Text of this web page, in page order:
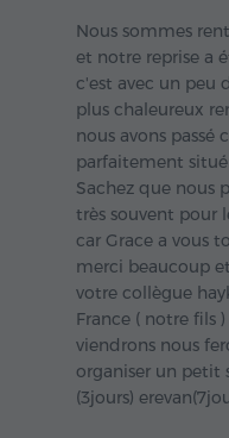
Nous sommes
et notre reprise a
c'est avec un peu
plus chaleureux
nous avons
parfaitement situé
Sachez que nous
très souvent pour
car Grace a vous
merci beaucoup
votre collègue
France ( notre fils
viendrons nous
organiser un petit
(3jours)